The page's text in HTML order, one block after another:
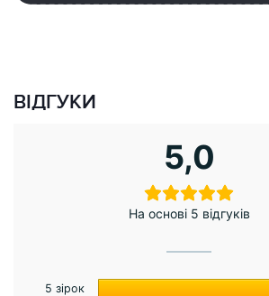
ВІДГУКИ
5,0
На основі 5 відгуків
5 зірок